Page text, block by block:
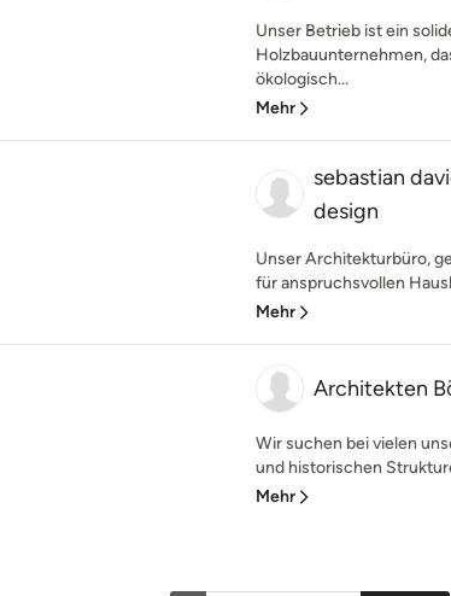
Unser Betrieb ist ein
Holzbauunternehmen,
ökologisch...
Mehr
sebastian
design
Unser Architekturbüro,
für anspruchsvollen
Mehr
Architekten
Wir suchen bei vielen
und historischen
Mehr